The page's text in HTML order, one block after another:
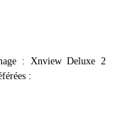
: Xnview Deluxe 2
: